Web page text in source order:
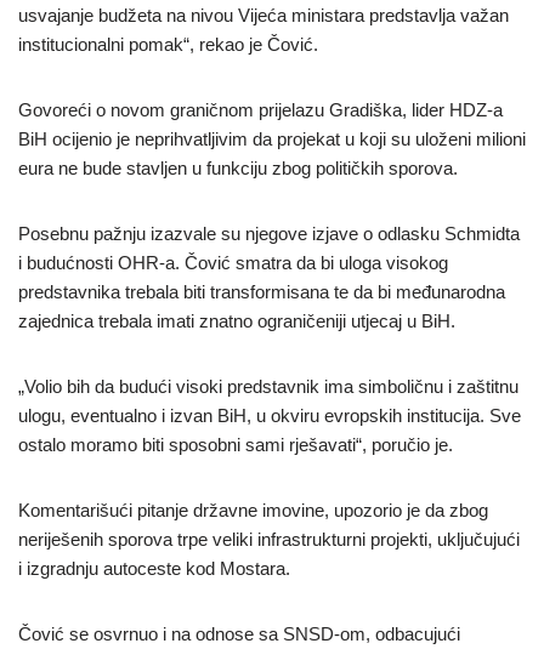
usvajanje budžeta na nivou Vijeća ministara predstavlja važan
institucionalni pomak“, rekao je Čović.
Govoreći o novom graničnom prijelazu Gradiška, lider HDZ-a
BiH ocijenio je neprihvatljivim da projekat u koji su uloženi milioni
eura ne bude stavljen u funkciju zbog političkih sporova.
Posebnu pažnju izazvale su njegove izjave o odlasku Schmidta
i budućnosti OHR-a. Čović smatra da bi uloga visokog
predstavnika trebala biti transformisana te da bi međunarodna
zajednica trebala imati znatno ograničeniji utjecaj u BiH.
„Volio bih da budući visoki predstavnik ima simboličnu i zaštitnu
ulogu, eventualno i izvan BiH, u okviru evropskih institucija. Sve
ostalo moramo biti sposobni sami rješavati“, poručio je.
Komentarišući pitanje državne imovine, upozorio je da zbog
neriješenih sporova trpe veliki infrastrukturni projekti, uključujući
i izgradnju autoceste kod Mostara.
Čović se osvrnuo i na odnose sa SNSD-om, odbacujući